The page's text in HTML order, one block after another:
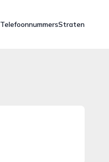
TelefoonnummersStraten